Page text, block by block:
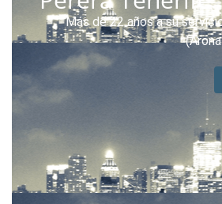
Más de 22 años a su